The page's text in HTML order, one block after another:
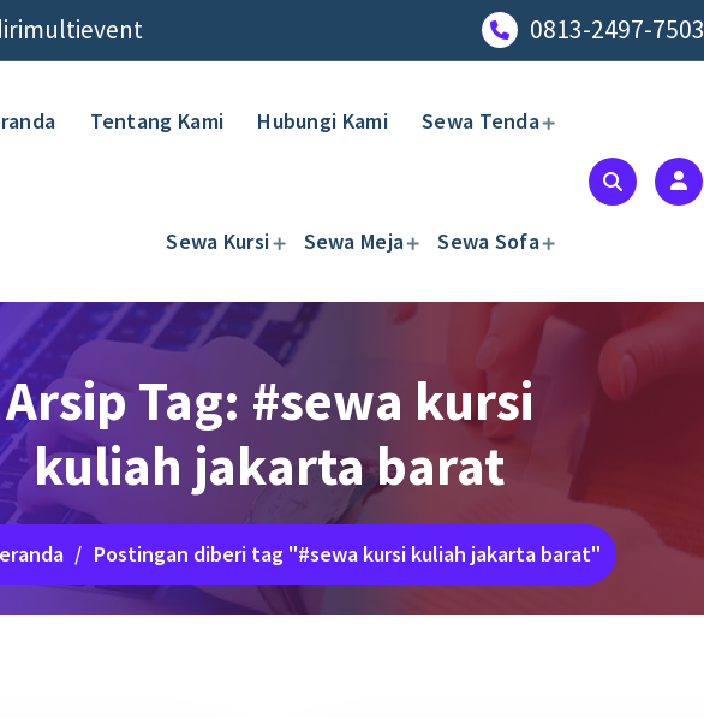
0813-2497-7503
Tentang Kami Hubungi Kami Sewa Tenda
Sewa Kursi Sewa Meja Sewa Sofa
Arsip Tag: #sewa kursi
kuliah jakarta barat
/ Postingan diberi tag "#sewa kursi kuliah jakarta barat"